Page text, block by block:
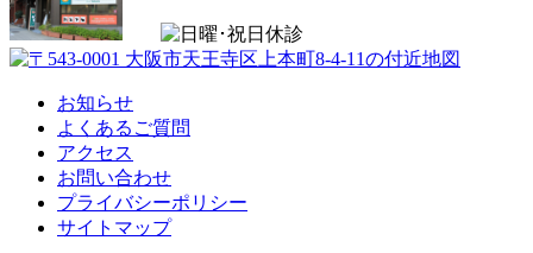
お知らせ
よくあるご質問
アクセス
お問い合わせ
プライバシーポリシー
サイトマップ